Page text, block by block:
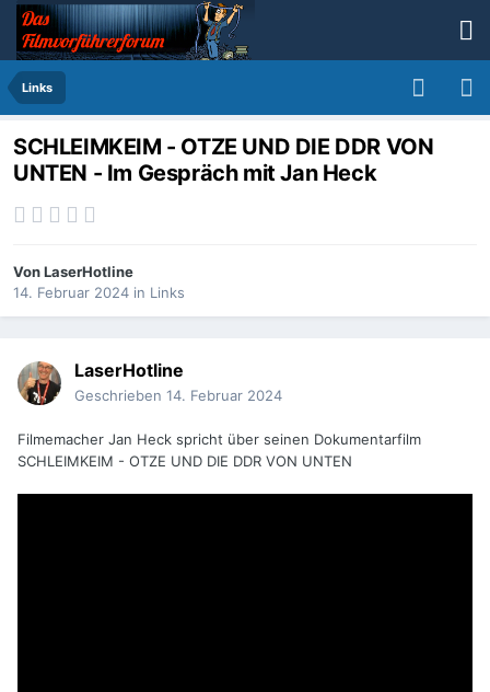
Links
SCHLEIMKEIM - OTZE UND DIE DDR VON
UNTEN - Im Gespräch mit Jan Heck
VonLaserHotline
14. Februar 2024 in Links
LaserHotline
Geschrieben 14. Februar 2024
Filmemacher Jan Heck spricht über seinen Dokumentarfilm
SCHLEIMKEIM - OTZE UND DIE DDR VON UNTEN